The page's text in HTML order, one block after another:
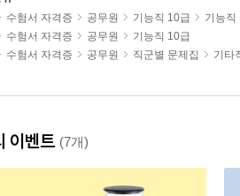
수험서 자격증 공무원 기능직 10급
기능직
수험서 자격증 공무원
기능직 10급
수험서 자격증 공무원 직군별 문제집 기타
이벤트 (7개)